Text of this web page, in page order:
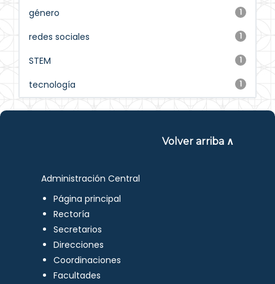
1
género
1
redes sociales
1
STEM
1
tecnología
Volver arriba ∧
Administración Central
Página principal
Rectoría
Secretarios
Direcciones
Coordinaciones
Facultades